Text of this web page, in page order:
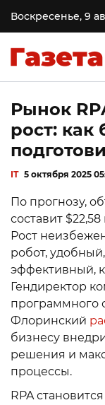
Воскресенье, 9
Рынок
рост: как
IT 5 октября 2025
По прогнозу,
составит
Рост
робот,
эффективный,
Гендиректор
программного
Флоринский
бизнесу
решения и
процессы.
RPA